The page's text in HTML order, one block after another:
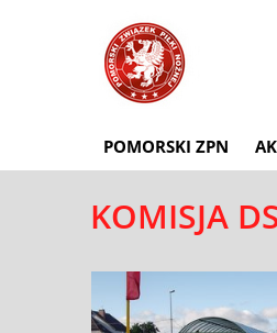
POMORSKI ZPN
KOMISJA